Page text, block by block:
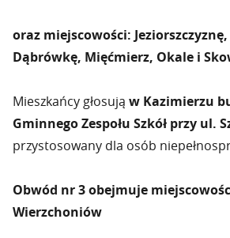
oraz miejscowości:
Dąbrówkę, Mięćmierz, Okale i
Mieszkańcy głosują w Kazimierzu
Gminnego Zespołu Szkół przy ul.
przystosowany dla osób
Obwód nr 3 obejmuje
Wierzchoniów